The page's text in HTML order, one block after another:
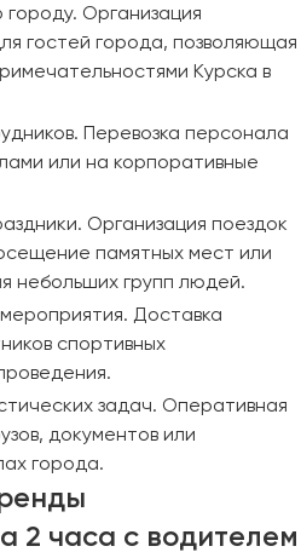
Организация
гостей города, позволяющая
Курска в
Перевозка персонала
или на корпоративные
Организация поездок
памятных мест или
небольших групп людей.
Доставка
спортивных
задач. Оперативная
документов или
города.
2 часа с водителем